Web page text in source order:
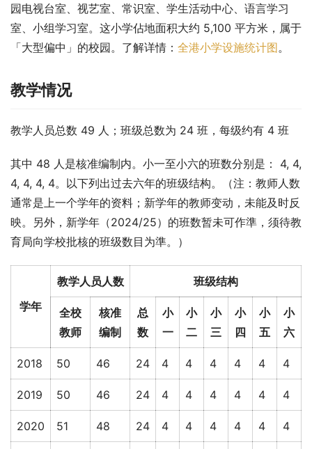
园电视台室、视艺室、常识室、学生活动中心、语言学习
室、小组学习室。这小学佔地面积大约 5,100 平方米，属于
「大型偏中」的校园。了解详情： 全港小学设施统计图。
教学情况
教学人员总数 49 人；班级总数为 24 班，每级约有 4 班
其中 48 人是核准编制内。小一至小六的班数分别是： 4, 4,
4, 4, 4, 4。以下列出过去六年的班级结构。（注：教师人数
通常是上一个学年的资料；新学年的教师变动，未能及时反
映。另外，新学年（2024/25）的班数暂未可作準，须待教
育局向学校批核的班级数目为準。）
学年
教学人员人数 班级结构
全校
教师
核准
编制
总
数
小
一
小
二
小
三
小
四
小
五
小
六
2018 50 46 24 4 4 4 4 4 4
2019 50 46 24 4 4 4 4 4 4
2020 51 48 24 4 4 4 4 4 4